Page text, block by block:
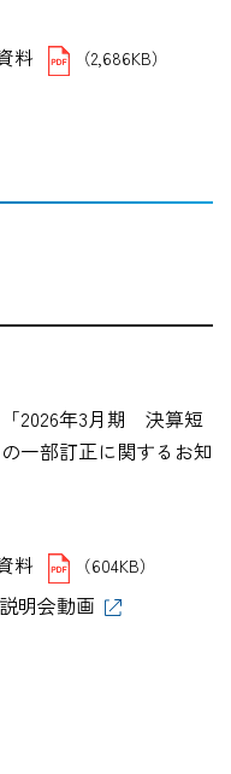
料 （2,686KB）
「2026年3月期 決算短
一部訂正に関するお知
料 （604KB）
明会動画